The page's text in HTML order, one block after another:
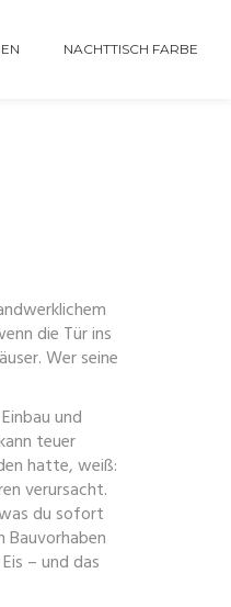
NACHTTISCH FARBE
die Tür ins
Wer seine
und
teuer
hatte, weiß:
verursacht.
du sofort
Bauvorhaben
– und das